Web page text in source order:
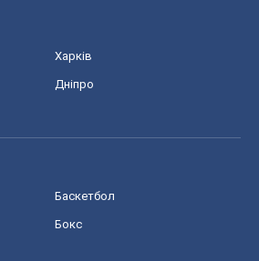
Харків
Дніпро
Баскетбол
Бокс